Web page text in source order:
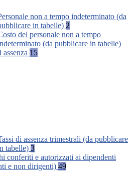
non a tempo indeterminato (da
in tabelle) 2
del personale non a tempo
(da pubblicare in tabelle)
assenza 15
di assenza trimestrali (da pubblicare
tabelle) 3
conferiti e autorizzati ai dipendenti
e non dirigenti) 49